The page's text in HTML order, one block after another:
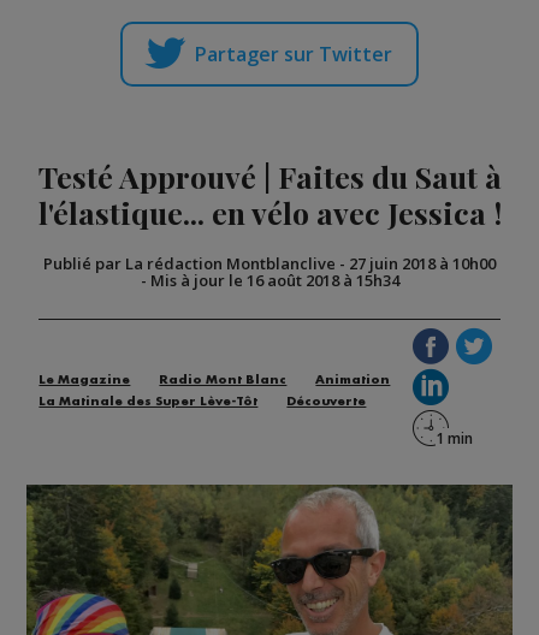
Partager sur Twitter
Testé Approuvé | Faites du Saut à
l'élastique... en vélo avec Jessica !
Publié par La rédaction Montblanclive - 27 juin 2018 à 10h00
- Mis à jour le 16 août 2018 à 15h34
Le Magazine Radio Mont Blanc
Animation
La Matinale des Super Lève-Tôt
Découverte